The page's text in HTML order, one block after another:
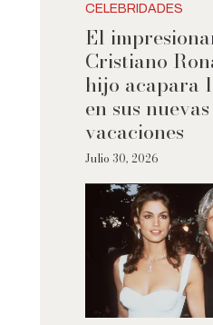
CELEBRIDADES
El
Cristiano
hijo acapara
en sus
vacaciones
Julio 30, 2026